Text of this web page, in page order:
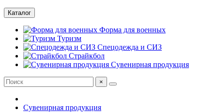
Каталог
Форма для военных
Туризм
Спецодежда и СИЗ
Страйкбол
Сувенирная продукция
×
Сувенирная продукция